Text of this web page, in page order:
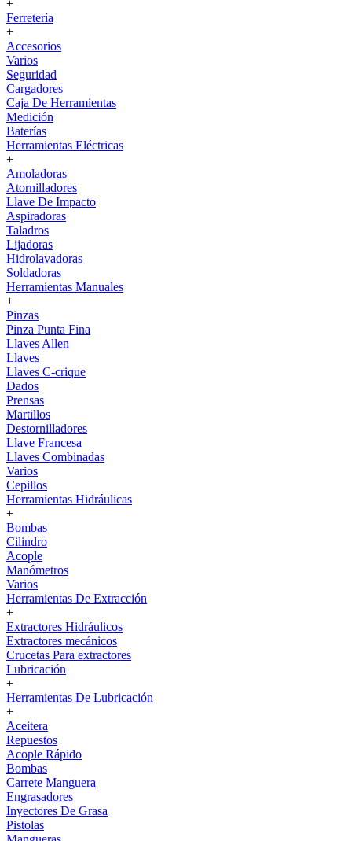
+
Ferretería
+
Accesorios
Varios
Seguridad
Cargadores
Caja De Herramientas
Medición
Baterías
Herramientas Eléctricas
+
Amoladoras
Atornilladores
Llave De Impacto
Aspiradoras
Taladros
Lijadoras
Hidrolavadoras
Soldadoras
Herramientas Manuales
+
Pinzas
Pinza Punta Fina
Llaves Allen
Llaves
Llaves C-crique
Dados
Prensas
Martillos
Destornilladores
Llave Francesa
Llaves Combinadas
Varios
Cepillos
Herramientas Hidráulicas
+
Bombas
Cilindro
Acople
Manómetros
Varios
Herramientas De Extracción
+
Extractores Hidráulicos
Extractores mecánicos
Crucetas Para extractores
Lubricación
+
Herramientas De Lubricación
+
Aceitera
Repuestos
Acople Rápido
Bombas
Carrete Manguera
Engrasadores
Inyectores De Grasa
Pistolas